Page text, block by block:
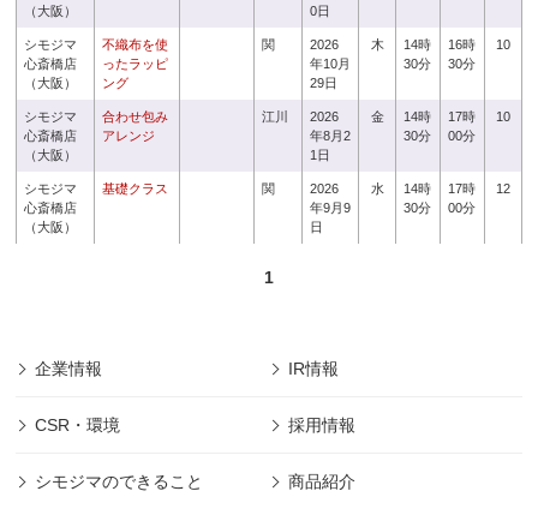
（大阪）
0日
シモジマ
心斎橋店
（大阪）
不織布を使
ったラッピ
ング
関
2026
年10月
29日
木
14時
30分
16時
30分
10
シモジマ
心斎橋店
（大阪）
合わせ包み
アレンジ
江川
2026
年8月2
1日
金
14時
30分
17時
00分
10
シモジマ
心斎橋店
（大阪）
基礎クラス 関
2026
年9月9
日
水
14時
30分
17時
00分
12
1
企業情報 IR情報
CSR・環境 採用情報
シモジマのできること 商品紹介